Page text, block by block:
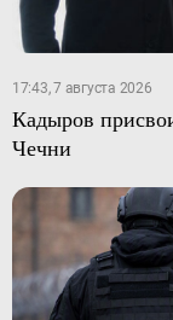
17:43, 7 августа 2026
Кадыров
Чечни